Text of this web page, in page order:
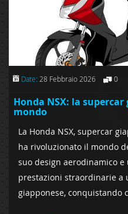
Date: 28 Febbraio 2026 0
Honda NSX: la
mondo
La Honda NSX, supercar
ha rivoluzionato il mondo
suo design aerodinamico
prestazioni straordinarie a
giapponese, conquistando